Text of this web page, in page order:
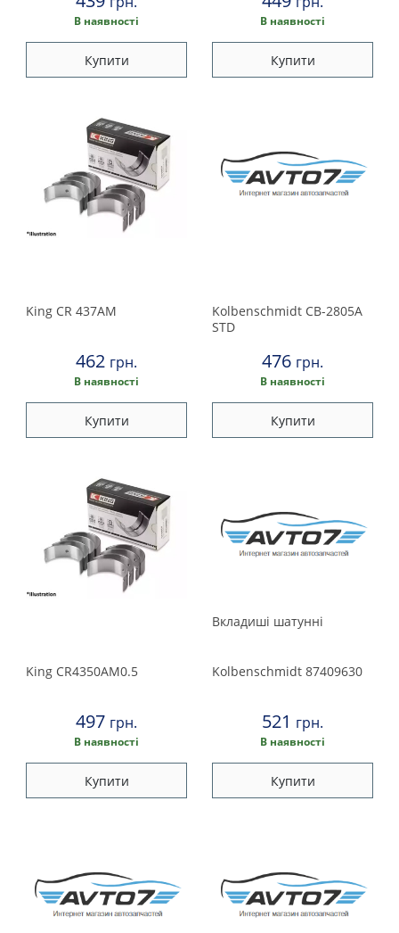
Porsche
Rover
Saab
Smart
Subaru
Suzuki
Volkswagen
Volvo
В наявності
Купити
В наявності
Купити
King CR 437AM
462 грн.
В наявності
Купити
Kolbenschmidt CB-2805A
STD
476 грн.
В наявності
Купити
King CR4350AM0.5
497 грн.
В наявності
Купити
Вкладишi шатуннi
Kolbenschmidt 87409630
521 грн.
В наявності
Купити